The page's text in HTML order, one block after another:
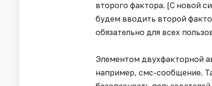
второго фактора. [С новой
будем вводить второй
обязательно для всех
Элементом двухфакторной
например, смс-сообщение.